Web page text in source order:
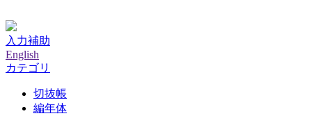
入力補助
English
カテゴリ
切抜帳
編年体